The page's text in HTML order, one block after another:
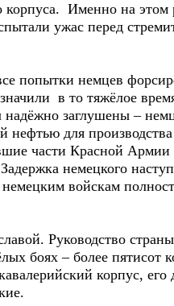
корпуса. Именно на этом
ужас перед
попытки немцев
в то тяжёлое
заглушены –
нефтью для
части Красной Армии
немецкого
войскам
Руководство
боях – более пятисот
корпус,